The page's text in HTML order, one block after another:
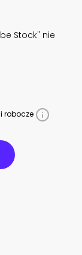
Stock" nie
robocze